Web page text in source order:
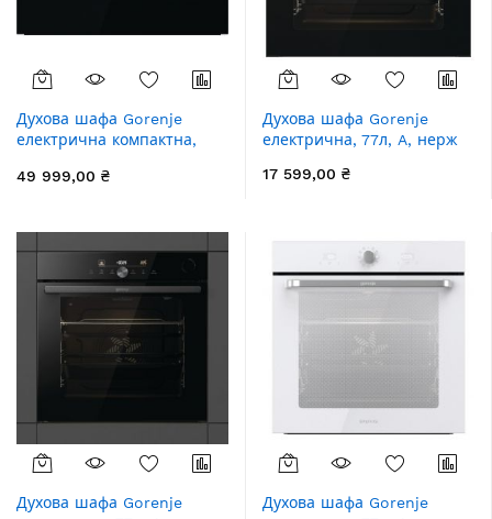
Духова шафа Gorenje
електрична компактна,
мікрохвиль, чорний
49 999,00 ₴
Духова шафа Gorenje
електрична, 77л, A, нерж
17 599,00 ₴
Духова шафа Gorenje
Духова шафа Gorenje